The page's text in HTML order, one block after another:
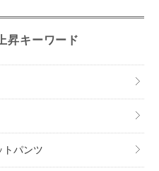
昇キーワード
トパンツ